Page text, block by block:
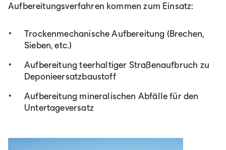
Aufbereitungsverfahren kommen zum Einsatz:
Trockenmechanische Aufbereitung (Brechen,
Sieben, etc.)
Aufbereitung teerhaltiger Straßenaufbruch zu
Deponieersatzbaustoff
Aufbereitung mineralischen Abfälle für den
Untertageversatz